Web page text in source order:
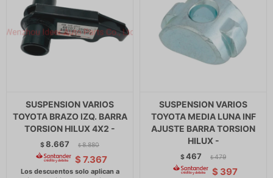
SUSPENSION VARIOS
TOYOTA BRAZO IZQ. BARRA
TORSION HILUX 4X2 -
$8.667 $ 8.880
$ 7.367
SUSPENSION VARIOS
TOYOTA MEDIA LUNA INF
AJUSTE BARRA TORSION
HILUX -
$467 $ 479
$ 397